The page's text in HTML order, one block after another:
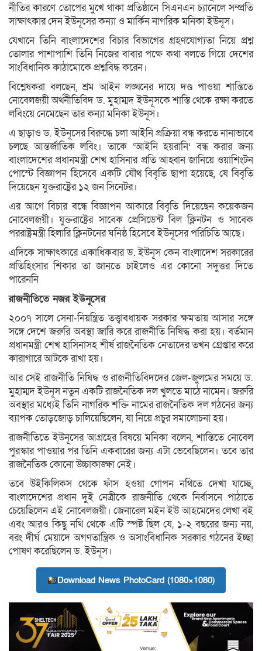
নীতির কারণে তোপের মুখে থাকা প্রতিষ্ঠানে সিএনএন চ্যানেলে সম্প্রতি
সাক্ষাৎকার দেন ইউনূসের কন্যা ও মার্কিন নাগরিক মনিকা ইউনূস।
যেখানে তিনি বাংলাদেশের বিচার বিভাগের গ্রহণযোগ্যতা নিয়ে প্রশ্ন
তোলার পাশাপাশি তিনি নিজের বাবার পক্ষে কথা বলতে গিয়ে দেশের
সাংবিধানিক কাঠামোকে প্রশ্নবিদ্ধ করেন।
বিশ্লেষকরা বলছেন, শ্রম আইন লঙ্ঘনের দায়ে দণ্ড পাওয়া শান্তিতে
নোবেলজয়ী অর্থনীতিবিদ ড. মুহাম্মদ ইউনূসকে শাস্তি থেকে রক্ষা করতে
লবিংয়ে নেমেছেন তার কন্যা মনিকা ইউনূস।
এ ছাড়াও ড. ইউনূসের বিরুদ্ধে চলা আইনি প্রক্রিয়া বন্ধ করতে নানাভাবে
চলছে আন্তর্জাতিক লবিং। তাকে ‘আইনি হয়রানি’ বন্ধ করার জন্য
বাংলাদেশের প্রধানমন্ত্রী শেখ হাসিনার প্রতি আহ্বান জানিয়ে ওয়াশিংটন
পোস্টে বিজ্ঞাপন হিসেবে একটি যৌথ বিবৃতি ছাপা হয়েছে, যে বিবৃতি
দিয়েছেন যুক্তরাষ্ট্রের ১২ জন সিনেটর।
এর আগে বিচার বন্ধে বিজ্ঞাপন আকারে বিবৃতি দিয়েছেন কয়েকজন
নোবেলজয়ী। যুক্তরাষ্ট্রের সাবেক প্রেসিডেন্ট বিল ক্লিনটন ও সাবেক
পররাষ্ট্রমন্ত্রী হিলারি ক্লিনটনের ঘনিষ্ঠ হিসেবে ইউনূসের পরিচিতি আছে।
এদিকে সাক্ষাৎকারে একাধিকবার ড. ইউনূস কেন বাংলাদেশ সরকারের
প্রতিহিংসার শিকার তা জানতে চাইলেও এর কোনো সদুত্তর দিতে
পারেননি
রাজনীতিতে নজর ইউনূসের
২০০৭ সালে সেনা-নিয়ন্ত্রিত তত্ত্বাবধায়ক সরকার ক্ষমতায় আসার সঙ্গে
সঙ্গে দেশে জরুরি অবস্থা জারি করে রাজনীতি নিষিদ্ধ করা হয়। বর্তমান
প্রধানমন্ত্রী শেখ হাসিনাসহ শীর্ষ রাজনৈতিক নেতাদের তখন গ্রেপ্তার করে
কারাগারে আটকে রাখা হয়।
আর সেই রাজনীতি নিষিদ্ধ ও রাজনীতিবিদদের জেল-জুলমের সময়ে ড.
মুহাম্মদ ইউনূস নতুন একটি রাজনৈতিক দল খুলতে মাঠে নামেন। জরুরি
অবস্থার মধ্যেই তিনি নাগরিক শক্তি নামের রাজনৈতিক দল গঠনের জন্য
ব্যাপক তোড়জোড় চালিয়েছিলেন, যা নিয়ে প্রচুর সমালোচনা হয়।
রাজনীতিতে ইউনূসের আগ্রহের বিষয়ে মনিকা বলেন, শান্তিতে নোবেল
পুরস্কার পাওয়ার পর তিনি একবারের জন্য এটা ভেবেছিলেন। তবে তার
রাজনৈতিক কোনো উচ্চাকাঙ্ক্ষা নেই।
তবে উইকিলিকস থেকে ফাঁস হওয়া গোপন নথিতে দেখা যাচ্ছে,
বাংলাদেশের প্রধান দুই নেত্রীকে রাজনীতি থেকে নির্বাসনে পাঠাতে
চেয়েছিলেন এই নোবেলজয়ী। জেনারেল মইন ইউ আহমেদের লেখা বই
এবং আরও কিছু নথি থেকে এটি স্পষ্ট ছিল যে, ১-২ বছরের জন্য নয়,
বরং দীর্ঘ মেয়াদে অগণতান্ত্রিক ও অসাংবিধানিক সরকার গঠনের ইচ্ছা
পোষণ করেছিলেন ড. ইউনূস।
Download News PhotoCard (1080×1080)